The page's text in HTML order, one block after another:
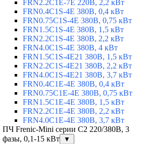
FRN2.2C1E-7E 220В, 2,2 кВт
FRN0.4C1S-4E 380В, 0,4 кВт
FRN0.75C1S-4E 380В, 0,75 кВт
FRN1.5C1S-4E 380В, 1,5 кВт
FRN2.2C1S-4E 380В, 2,2 кВт
FRN4.0C1S-4E 380В, 4 кВт
FRN1.5C1S-4E21 380В, 1,5 кВт
FRN2.2C1S-4E21 380В, 2,2 кВт
FRN4.0C1S-4E21 380В, 3,7 кВт
FRN0.4C1E-4E 380В, 0,4 кВт
FRN0.75C1E-4E 380В, 0,75 кВт
FRN1.5C1E-4E 380В, 1,5 кВт
FRN2.2C1E-4E 380В, 2,2 кВт
FRN4.0C1E-4E 380В, 3,7 кВт
ПЧ Frenic-Mini серии С2 220/380В, 3
фазы, 0,1-15 кВт
▼